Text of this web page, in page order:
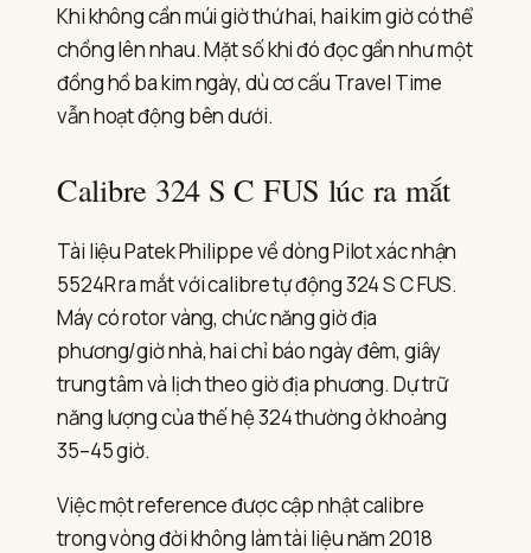
Khi không cần múi giờ thứ hai, hai kim giờ có thể
chồng lên nhau. Mặt số khi đó đọc gần như một
đồng hồ ba kim ngày, dù cơ cấu Travel Time
vẫn hoạt động bên dưới.
Calibre 324 S C FUS lúc ra mắt
Tài liệu Patek Philippe về dòng Pilot xác nhận
5524R ra mắt với calibre tự động 324 S C FUS.
Máy có rotor vàng, chức năng giờ địa
phương/giờ nhà, hai chỉ báo ngày đêm, giây
trung tâm và lịch theo giờ địa phương. Dự trữ
năng lượng của thế hệ 324 thường ở khoảng
35–45 giờ.
Việc một reference được cập nhật calibre
trong vòng đời không làm tài liệu năm 2018